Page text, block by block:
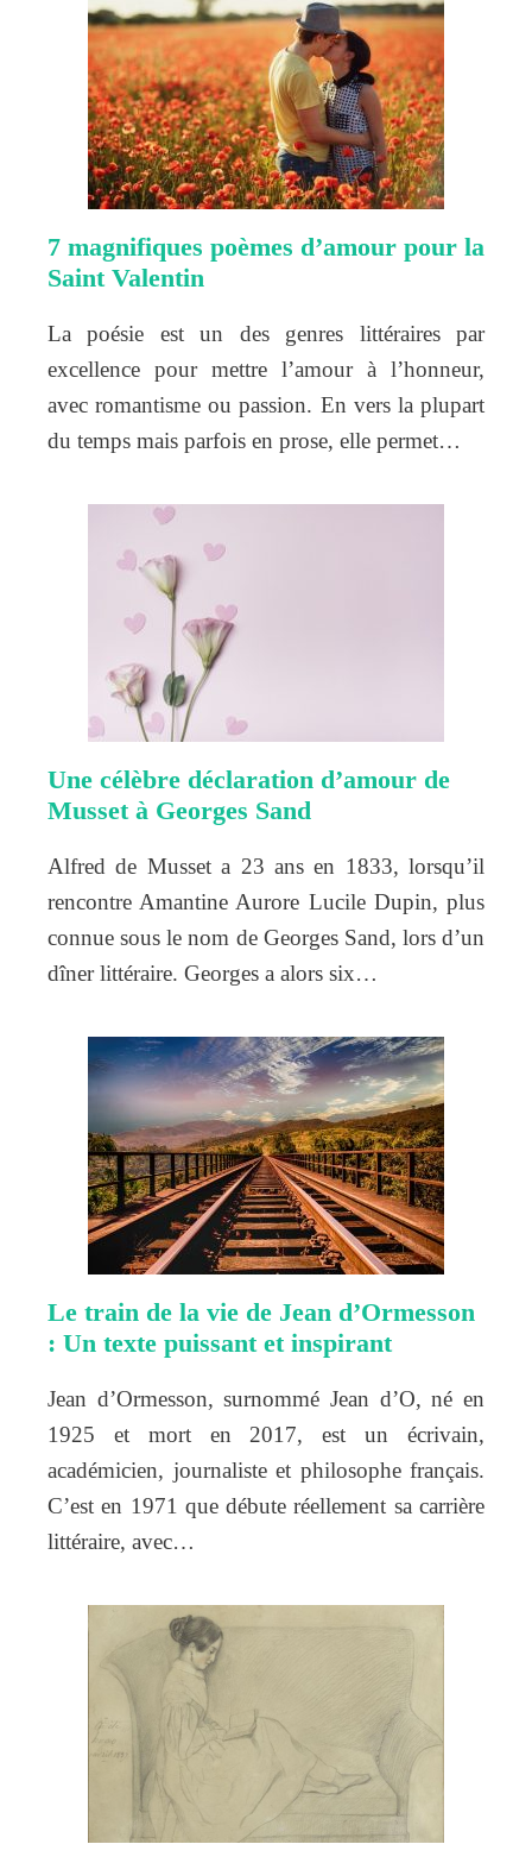
7 magnifiques poèmes d’amour pour la
Saint Valentin
La poésie est un des genres littéraires par
excellence pour mettre l’amour à l’honneur,
avec romantisme ou passion. En vers la plupart
du temps mais parfois en prose, elle permet…
Une célèbre déclaration d’amour de
Musset à Georges Sand
Alfred de Musset a 23 ans en 1833, lorsqu’il
rencontre Amantine Aurore Lucile Dupin, plus
connue sous le nom de Georges Sand, lors d’un
dîner littéraire. Georges a alors six…
Le train de la vie de Jean d’Ormesson
: Un texte puissant et inspirant
Jean d’Ormesson, surnommé Jean d’O, né en
1925 et mort en 2017, est un écrivain,
académicien, journaliste et philosophe français.
C’est en 1971 que débute réellement sa carrière
littéraire, avec…